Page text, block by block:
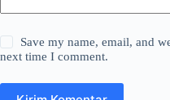
Save my name, email, and
next time I comment.